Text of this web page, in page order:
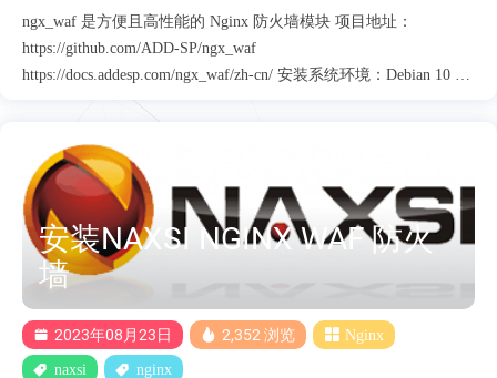
ngx_waf 是方便且高性能的 Nginx 防火墙模块 项目地址：
https://github.com/ADD-SP/ngx_waf
https://docs.addesp.com/ngx_waf/zh-cn/ 安装系统环境：Debian 10 1.
系统更新和准备环境 安装 nginx 编译依赖项 apt install build-
libxml2-dev libxslt1-dev libgd-dev libgeoip-dev libgoogle-perftools-
dev libperl-dev libpam0g-dev libpcre++-dev libcurl4-openssl-dev
libyajl-dev libmaxminddb-dev liblmdb-dev git 安装 ngx_waf 编译依
赖项 apt install flex bison libsodium23 libsodium-dev
libmodsecurity3....
安装NAXSI NGINX WAF 防火
墙
2023年08月23日 2,352 浏览 Nginx
naxsi nginx